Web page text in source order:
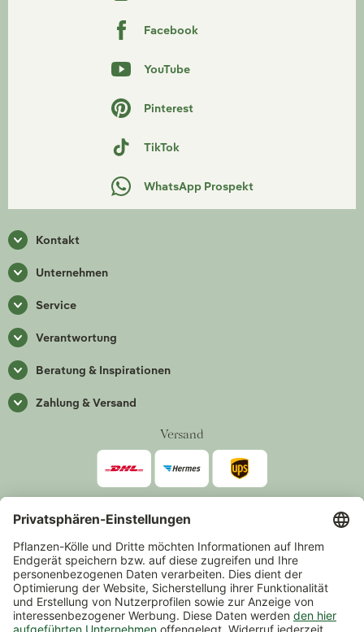
Facebook
YouTube
Pinterest
TikTok
WhatsApp Prospekt
Kontakt
Unternehmen
Service
Verantwortung
Beratung & Inspirationen
Zahlung & Versand
Versand
*Alle Preise inkl. gesetzlicher Mehrwertsteuer zzgl.Versand
Mindestbestellwert 14,90 €, ausgenommen sind Gutscheine und